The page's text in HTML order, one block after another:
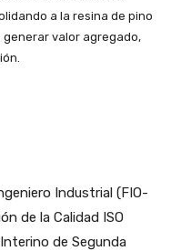
a la resina de pino
valor agregado,
Industrial (FIO-
de la Calidad ISO
de Segunda